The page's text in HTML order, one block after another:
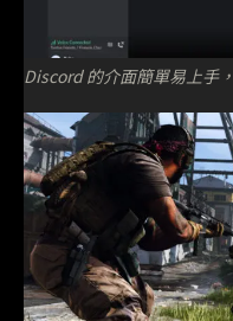
Discord 的介面簡單易上手